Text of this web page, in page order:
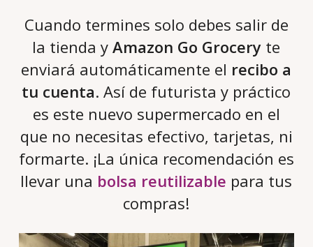
Cuando termines solo debes salir de
la tienda yAmazon Go Grocery te
enviará automáticamente el recibo a
tu cuenta. Así de futurista y práctico
es este nuevo supermercado en el
que no necesitas efectivo, tarjetas, ni
formarte. ¡La única recomendación es
llevar una bolsa reutilizable para tus
compras!